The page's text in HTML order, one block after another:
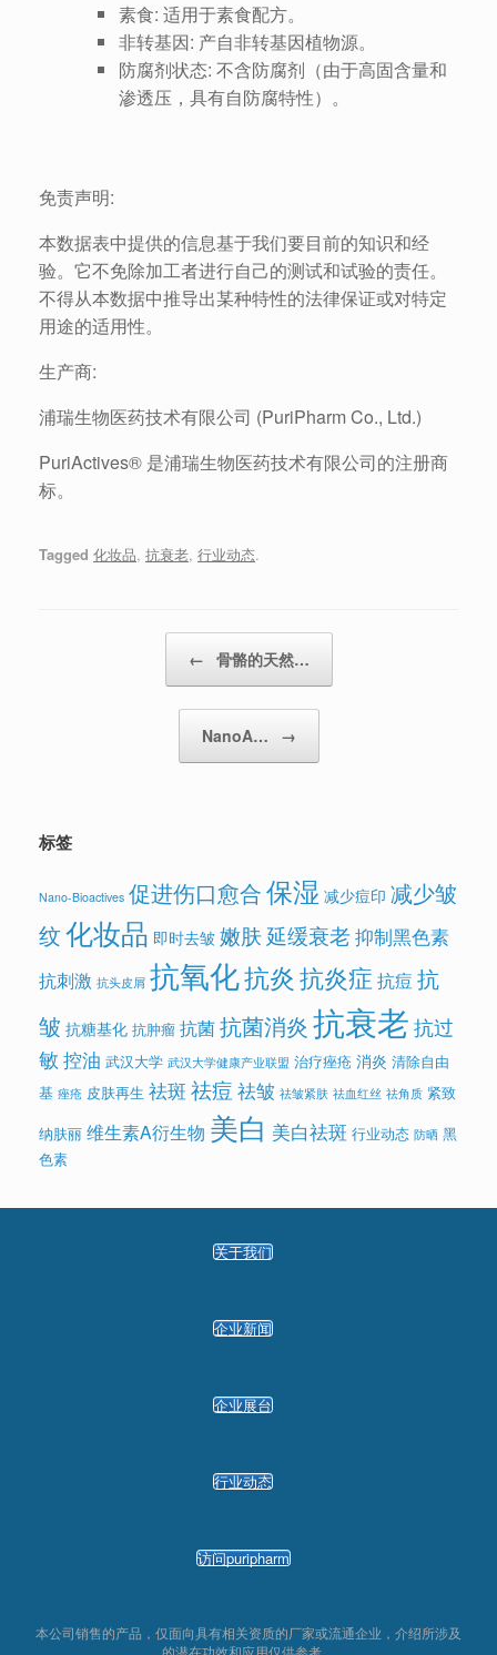
素食: 适用于素食配方。
非转基因: 产自非转基因植物源。
防腐剂状态: 不含防腐剂（由于高固含量和
渗透压，具有自防腐特性）。
免责声明:
本数据表中提供的信息基于我们要目前的知识和经
验。它不免除加工者进行自己的测试和试验的责任。
不得从本数据中推导出某种特性的法律保证或对特定
用途的适用性。
生产商:
浦瑞生物医药技术有限公司 (PuriPharm Co., Ltd.)
PuriActives® 是浦瑞生物医药技术有限公司的注册商
标。
Tagged 化妆品, 抗衰老, 行业动态.
← 骨骼的天然…
NanoA… →
标签
Nano-Bioactives 促进伤口愈合保湿 减少痘印 减少皱
纹化妆品 即时去皱嫩肤延缓衰老抑制黑色素
抗刺激 抗头皮屑 抗氧化抗炎抗炎症 抗痘 抗
皱 抗糖基化 抗肿瘤 抗菌抗菌消炎 抗衰老 抗过
敏 控油 武汉大学 武汉大学健康产业联盟 治疗痤疮 消炎 清除自由
基 痤疮 皮肤再生 祛斑 祛痘 祛皱 祛皱紧肤 祛血红丝 祛角质 紧致
纳肤丽 维生素A衍生物 美白 美白祛斑 行业动态 防晒 黑
色素
关于我们
企业新闻
企业展台
行业动态
访问puripharm
本公司销售的产品，仅面向具有相关资质的厂家或流通企业，介绍所涉及
的潜在功效和应用仅供参考。